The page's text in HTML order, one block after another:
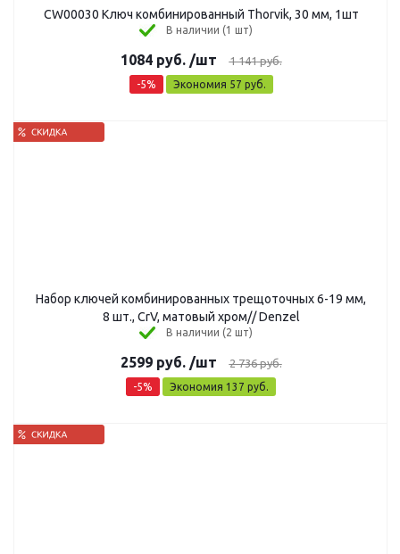
CW00030 Ключ комбинированный Thorvik, 30 мм, 1шт
В наличии (1 шт)
1084руб. /шт 1 141руб.
-5% Экономия 57 руб.
Набор ключей комбинированных трещоточных 6-19 мм,
8 шт., CrV, матовый хром// Denzel
В наличии (2 шт)
2599руб. /шт 2 736руб.
-5% Экономия 137 руб.